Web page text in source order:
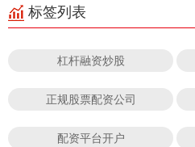
标签列表
杠杆融资炒股
正规股票配资公司
配资平台开户